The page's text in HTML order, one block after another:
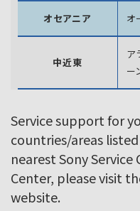
オセアニア オ
中近東
ア
ー
Service support for
countries/areas
nearest Sony
Center, please visit
website.